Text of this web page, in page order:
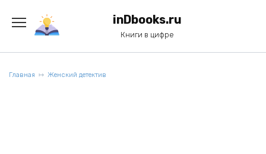
содержанию
inDbooks.ru
Книги в цифре
Главная Женский детектив